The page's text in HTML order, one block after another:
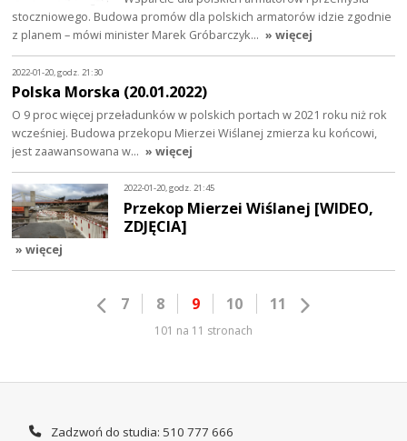
stoczniowego. Budowa promów dla polskich armatorów idzie zgodnie
z planem – mówi minister Marek Gróbarczyk… » więcej
2022-01-20, godz. 21:30
Polska Morska (20.01.2022)
O 9 proc więcej przeładunków w polskich portach w 2021 roku niż rok
wcześniej. Budowa przekopu Mierzei Wiślanej zmierza ku końcowi,
jest zaawansowana w… » więcej
2022-01-20, godz. 21:45
Przekop Mierzei Wiślanej [WIDEO,
ZDJĘCIA]
» więcej
7 8 9 10 11
101 na 11 stronach
Zadzwoń do studia: 510 777 666